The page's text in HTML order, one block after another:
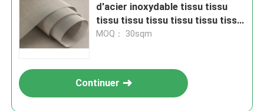
d'acier inoxydable tissu tissu
tissu tissu tissu tissu tissu tissu
tissu tissu tissu tissu tissu tissu
tissu tissu tissu tissu tissu tissu
tissu tissu tissu tissu tissu tissu
MOQ： 30sqm
Continuer